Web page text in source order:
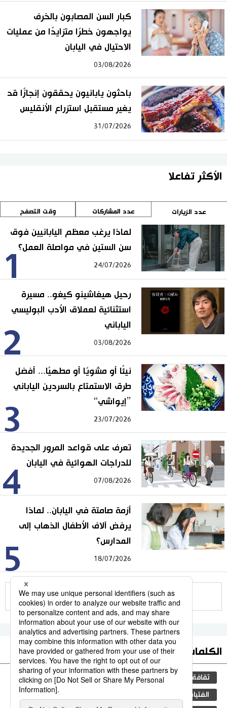
كبار السن المصابون بالخرف
يواجهون خطرًا متزايدًا من عمليات
الاحتيال في اليابان
03/08/2026
باحثون يابانيون يحققون إنجازًا قد
يغير مستقبل استزراع الأنقليس
31/07/2026
الأكثر تفاعلا
عدد الزيارات عدد المشاركات وقت التصفح
1
لماذا يرغب معظم اليابانيين فوق
سن الستين في مواصلة العمل؟
24/07/2026
2
رحيل هيغاشينو كيغو.. مسيرة
استثنائية لعملاق الأدب البوليسي
الياباني
03/08/2026
3
نيئًا أو مشويًا أو مطهيًا... أفضل
طرق الاستمتاع بالسردين الياباني
”إيواشي“
23/07/2026
4
تعرف على قواعد المرور الجديدة
للدراجات الهوائية في اليابان
07/08/2026
5
أزمة صامتة في اليابان.. لماذا
يرفض آلاف الأطفال الذهاب إلى
المدارس؟
18/07/2026
للمزيد
الكلمات الأكثر بحثا
ثقافة مجتمع التعليم الياباني الجنس
الفتيات اليابان فن